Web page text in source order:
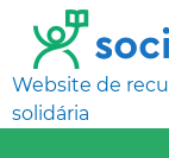
Website de
solidária